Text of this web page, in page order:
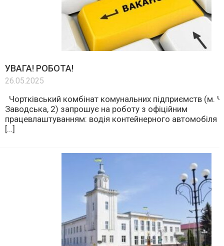
УВАГА! РОБОТА!
26.05.2025
Чортківський комбінат комунальних підприємств (м.
Заводська, 2) запрошує на роботу з офіційним
працевлаштуванням: водія контейнерного автомобіля
[…]